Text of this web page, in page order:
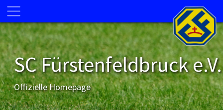
SC Fürstenfeldbruck e.V.
Offizielle Homepage